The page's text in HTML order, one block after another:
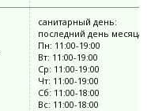
санитарный день:
последний день месяца
Пн: 11:00-19:00
Вт: 11:00-19:00
Ср: 11:00-19:00
Чт: 11:00-19:00
Сб: 11:00-18:00
Вс: 11:00-18:00